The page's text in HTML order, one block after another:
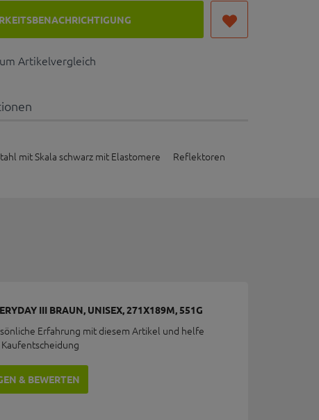
Artikelvergleich
mit Skala schwarz mit Elastomere Reflektoren
III BRAUN, UNISEX, 271X189M, 551G
Erfahrung mit diesem Artikel und helfe
& BEWERTEN